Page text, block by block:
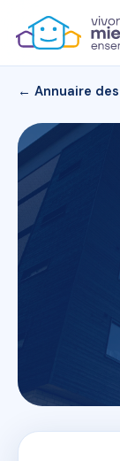
← Annuaire